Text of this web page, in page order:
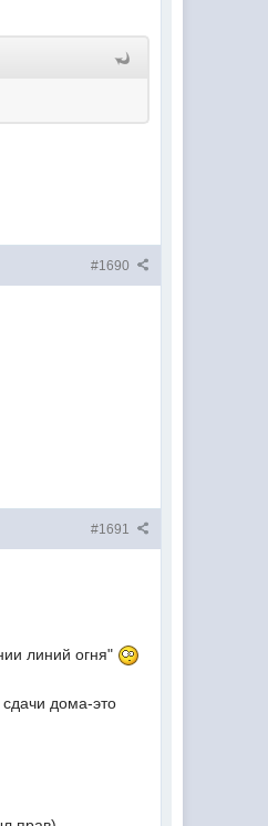
#1690
#1691
линий огня"
дома-это